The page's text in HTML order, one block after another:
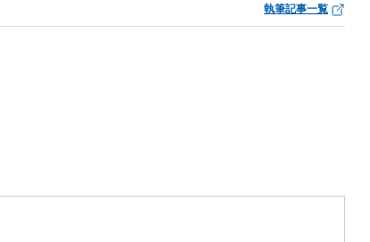
執筆記事一覧